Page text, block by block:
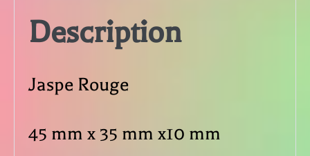
Description
Jaspe Rouge
45 mm x 35 mm x10 mm